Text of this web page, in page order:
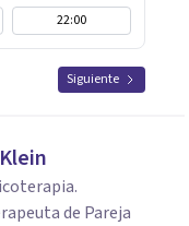
22:00
Siguiente
de Pareja